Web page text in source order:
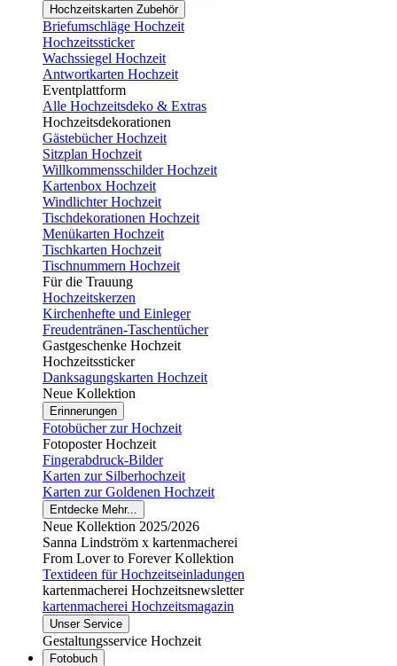
Hochzeitskarten Zubehör
Briefumschläge Hochzeit
Hochzeitssticker
Wachssiegel Hochzeit
Antwortkarten Hochzeit
Eventplattform
Alle Hochzeitsdeko & Extras
Hochzeitsdekorationen
Gästebücher Hochzeit
Sitzplan Hochzeit
Willkommensschilder Hochzeit
Kartenbox Hochzeit
Windlichter Hochzeit
Tischdekorationen Hochzeit
Menükarten Hochzeit
Tischkarten Hochzeit
Tischnummern Hochzeit
Für die Trauung
Hochzeitskerzen
Kirchenhefte und Einleger
Freudentränen-Taschentücher
Gastgeschenke Hochzeit
Hochzeitssticker
Danksagungskarten Hochzeit
Neue Kollektion
Erinnerungen
Fotobücher zur Hochzeit
Fotoposter Hochzeit
Fingerabdruck-Bilder
Karten zur Silberhochzeit
Karten zur Goldenen Hochzeit
Entdecke Mehr...
Neue Kollektion 2025/2026
Sanna Lindström x kartenmacherei
From Lover to Forever Kollektion
Textideen für Hochzeitseinladungen
kartenmacherei Hochzeitsnewsletter
kartenmacherei Hochzeitsmagazin
Unser Service
Gestaltungsservice Hochzeit
Fotobuch